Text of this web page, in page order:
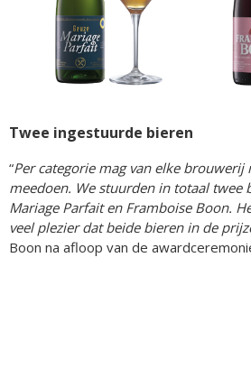
Twee ingestuurde bieren
“Per categorie mag van elke
meedoen. We stuurden in totaal twee
Mariage Parfait en Framboise Boon.
veel plezier dat beide bieren in de
Boon na afloop van de